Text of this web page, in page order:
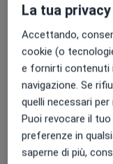
Pagamenti online
Gruppo
Center
Centro Medico
Psicologo,
La tua
Accettando,
cookie (o
e fornirti contenuti
navigazione. Se
quelli necessari
Puoi revocare il
preferenze in
saperne di più,